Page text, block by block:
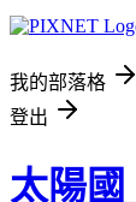
我的部落格
登出
太陽